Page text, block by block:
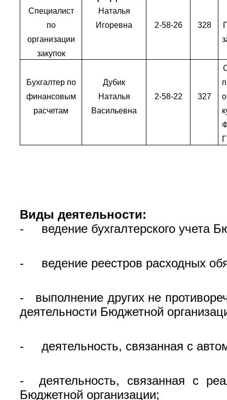
Специалист
по
организации
закупок
Наталья
Игоревна
2-58-26 328
Бухгалтер по
финансовым
расчетам
Дубик
Наталья
Васильевна
2-58-22 327
Виды деятельности:
- ведение бухгалтерского учета
- ведение реестров расходных
- выполнение других не
деятельности Бюджетной
- деятельность, связанная с
- деятельность, связанная с
Бюджетной организации;